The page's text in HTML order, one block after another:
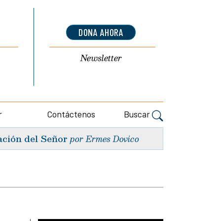
DONA AHORA
Newsletter
Contáctenos Buscar
del Señor por Ermes Dovico